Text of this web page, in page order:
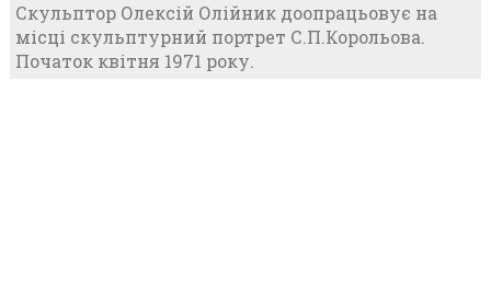
Скульптор Олексій Олійник доопрацьовує на
місці скульптурний портрет С.П.Корольова.
Початок квітня 1971 року.